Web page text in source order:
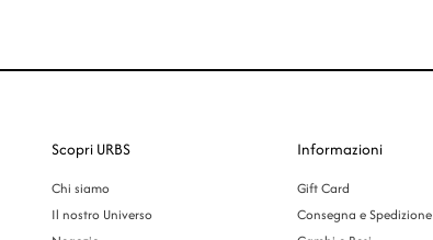
Scopri URBS
Chi siamo
Il nostro Universo
Informazioni
Gift Card
Consegna e Spedizione